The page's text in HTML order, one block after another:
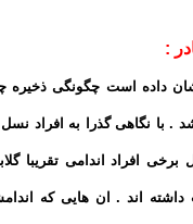
:
نشان داده است چگونگی
. با نگاهی گذرا به
برخی افراد اندامی تقریبا
اند . ان هایی که